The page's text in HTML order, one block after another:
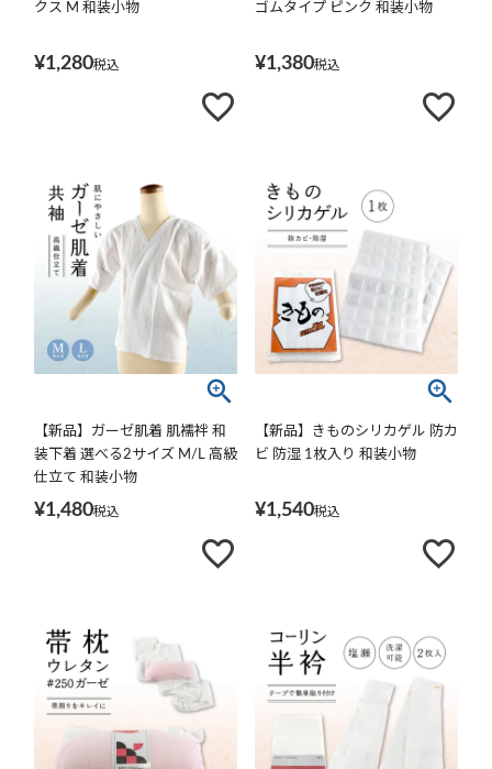
クス M 和装小物
¥1,280税込
ゴムタイプ ピンク 和装小物
¥1,380税込
【新品】ガーゼ肌着 肌襦袢 和
装下着 選べる2サイズ M/L 高級
仕立て 和装小物
¥1,480税込
【新品】きものシリカゲル 防カ
ビ 防湿 1枚入り 和装小物
¥1,540税込